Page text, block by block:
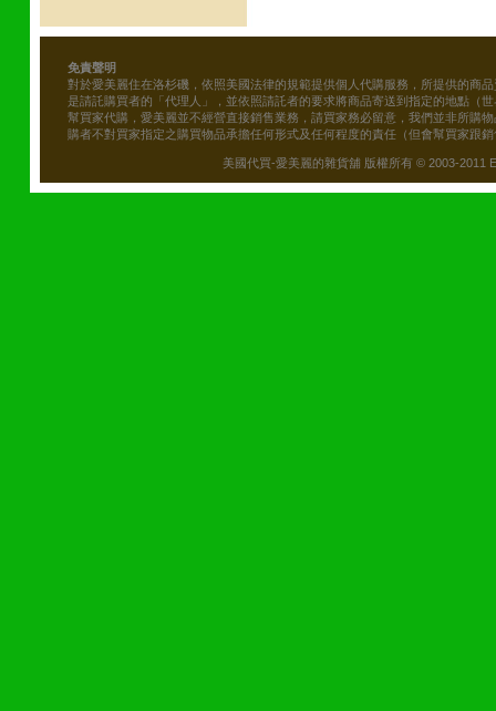
免責聲明
對於愛美麗住在洛杉磯，依照美國法律的規範提供個人代購服務，所提供的商
是請託購買者的「代理人」，並依照請託者的要求將商品寄送到指定的地點（
幫買家代購，愛美麗並不經營直接銷售業務，請買家務必留意，我們並非所購
購者不對買家指定之購買物品承擔任何形式及任何程度的責任（但會幫買家跟
美國代買-愛美麗的雜貨舖 版權所有 © 2003-2011